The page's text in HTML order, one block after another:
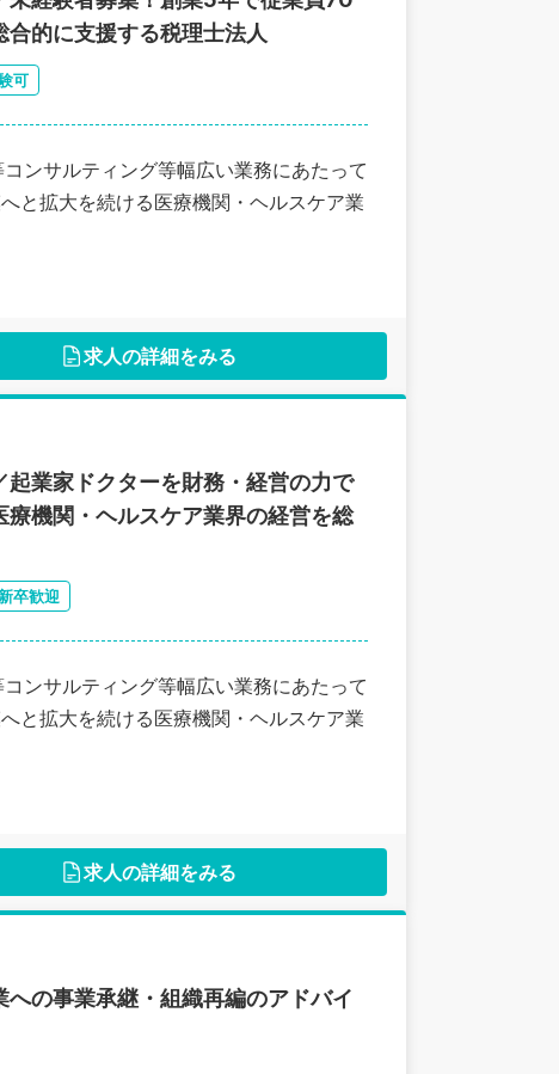
的に支援する税理士法人
可
ンサルティング等幅広い業務にあたって
と拡大を続ける医療機関・ヘルスケア業
求人の詳細をみる
起業家ドクターを財務・経営の力で
機関・ヘルスケア業界の経営を総
卒歓迎
ンサルティング等幅広い業務にあたって
と拡大を続ける医療機関・ヘルスケア業
求人の詳細をみる
への事業承継・組織再編のアドバイ